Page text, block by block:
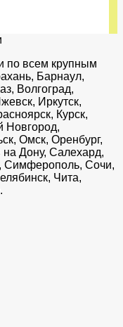
по всем крупным
Барнаул,
Волгоград,
Иркутск,
Курск,
Новгород,
Омск, Оренбург,
на Дону, Салехард,
Симферополь, Сочи,
Чита,